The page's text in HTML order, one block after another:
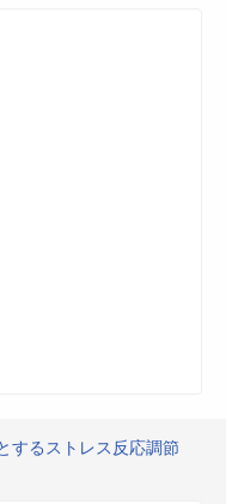
するストレス反応調節